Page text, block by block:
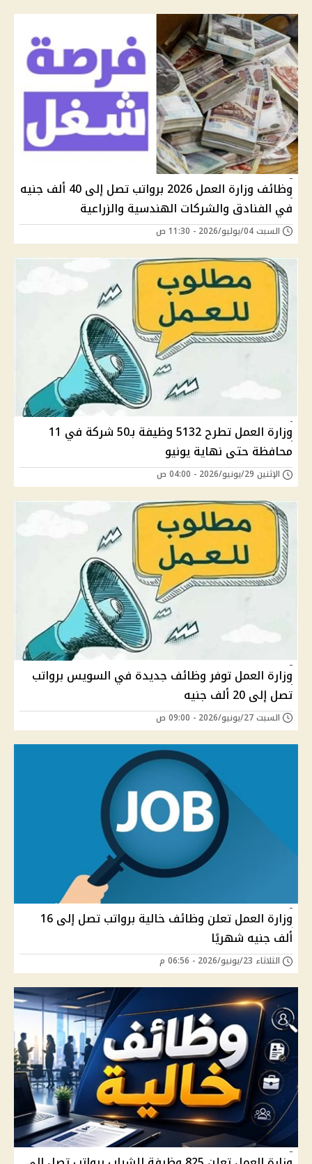
وظائف وزارة العمل 2026 برواتب تصل إلى 40 ألف جنيه
في الفنادق والشركات الهندسية والزراعية
السبت 04/يوليو/2026 - 11:30 ص
وزارة العمل تطرح 5132 وظيفة بـ50 شركة في 11
محافظة حتى نهاية يونيو
الإثنين 29/يونيو/2026 - 04:00 ص
وزارة العمل توفر وظائف جديدة في السويس برواتب
تصل إلى 20 ألف جنيه
السبت 27/يونيو/2026 - 09:00 ص
وزارة العمل تعلن وظائف خالية برواتب تصل إلى 16
ألف جنيه شهريًا
الثلاثاء 23/يونيو/2026 - 06:56 م